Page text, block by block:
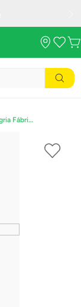
Juguetes Mi Alegria Fábrica De Cheesecakes